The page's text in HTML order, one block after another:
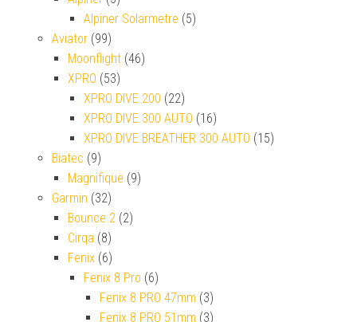
Alpiner Solarmetre (5)
Aviator (99)
Moonflight (46)
XPRO (53)
XPRO DIVE 200 (22)
XPRO DIVE 300 AUTO (16)
XPRO DIVE BREATHER 300 AUTO (15)
Biatec (9)
Magnifique (9)
Garmin (32)
Bounce 2 (2)
Cirqa (8)
Fenix (6)
Fenix 8 Pro (6)
Fenix 8 PRO 47mm (3)
Fenix 8 PRO 51mm (3)